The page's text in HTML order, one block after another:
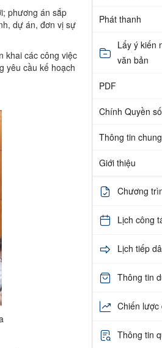
phương án sắp
dự án, đơn vị sự
khai các công việc
yêu cầu kế hoạch
Phát thanh
Lấy ý kiến
văn bản
PDF
Chính Quyền số
Thông tin chung
Giới thiệu
Chương
Lịch công
Lịch tiếp
Thông tin
Chiến lược
Thông tin